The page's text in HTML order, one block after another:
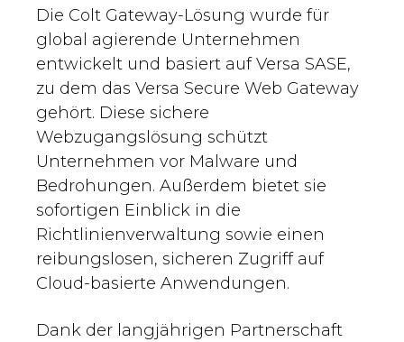
Die Colt Gateway-Lösung wurde für
global agierende Unternehmen
entwickelt und basiert auf Versa SASE,
zu dem das Versa Secure Web Gateway
gehört. Diese sichere
Webzugangslösung schützt
Unternehmen vor Malware und
Bedrohungen. Außerdem bietet sie
sofortigen Einblick in die
Richtlinienverwaltung sowie einen
reibungslosen, sicheren Zugriff auf
Cloud-basierte Anwendungen.
Dank der langjährigen Partnerschaft